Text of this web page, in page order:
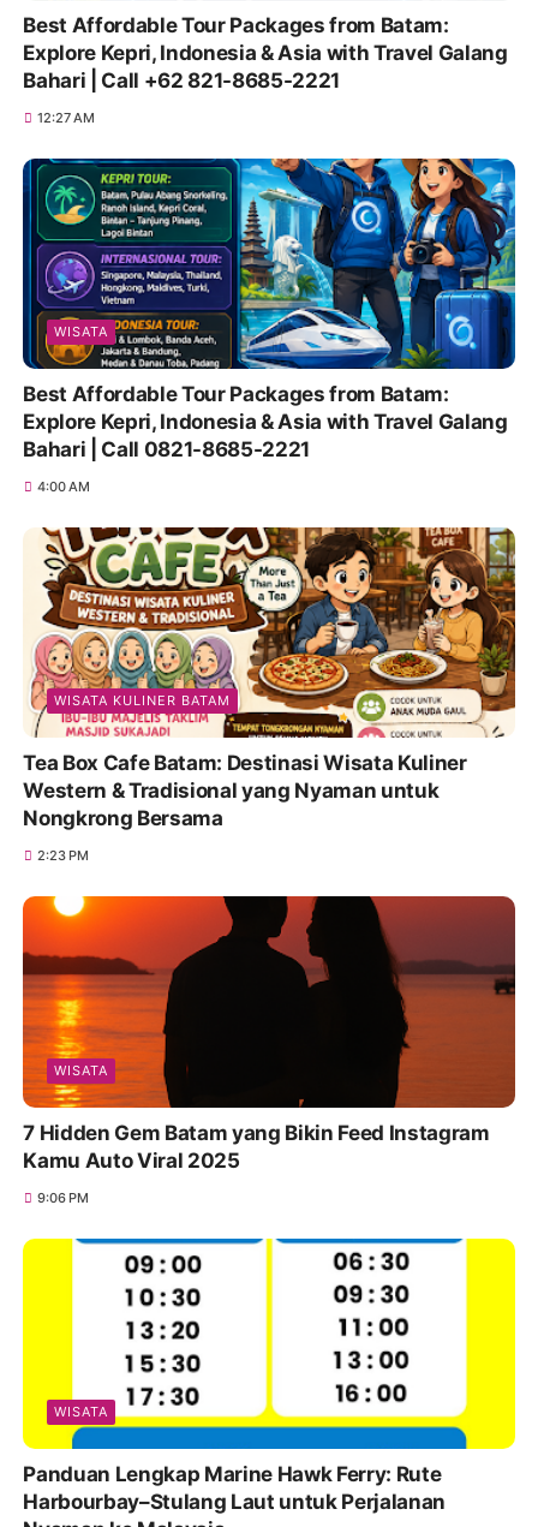
Best Affordable Tour Packages from Batam:
Explore Kepri, Indonesia & Asia with Travel Galang
Bahari | Call +62 821-8685-2221
12:27 AM
WISATA
Best Affordable Tour Packages from Batam:
Explore Kepri, Indonesia & Asia with Travel Galang
Bahari | Call 0821-8685-2221
4:00 AM
WISATA KULINER BATAM
Tea Box Cafe Batam: Destinasi Wisata Kuliner
Western & Tradisional yang Nyaman untuk
Nongkrong Bersama
2:23 PM
WISATA
7 Hidden Gem Batam yang Bikin Feed Instagram
Kamu Auto Viral 2025
9:06 PM
WISATA
Panduan Lengkap Marine Hawk Ferry: Rute
Harbourbay–Stulang Laut untuk Perjalanan